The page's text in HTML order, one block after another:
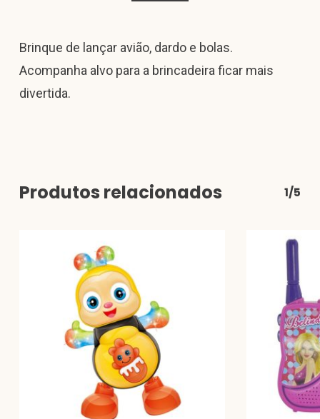
Brinque de lançar avião, dardo e bolas.
Acompanha alvo para a brincadeira ficar mais
divertida.
Produtos relacionados 1/5